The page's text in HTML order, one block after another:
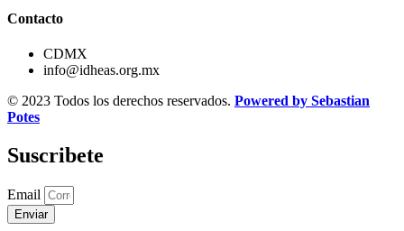
Contacto
CDMX
info@idheas.org.mx
© 2023 Todos los derechos reservados. Powered by Sebastian
Potes
Suscribete
Email
Enviar